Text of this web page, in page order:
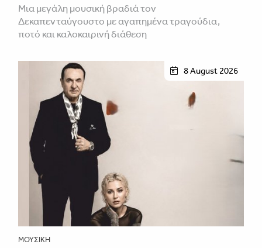
Μια μεγάλη μουσική βραδιά τον
Δεκαπενταύγουστο με αγαπημένα τραγούδια,
ποτό και καλοκαιρινή διάθεση
8 August 2026
ΜΟΥΣΙΚΉ